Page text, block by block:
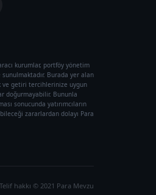
kurumlar, portföy yönetim
Burada yer alan
ve getiri tercihlerinize uygun
doğurmayabilir. Bununla
sonucunda yatırımcıların
zararlardan dolayı Para
Telif hakkı © 2021 Para Mevzu